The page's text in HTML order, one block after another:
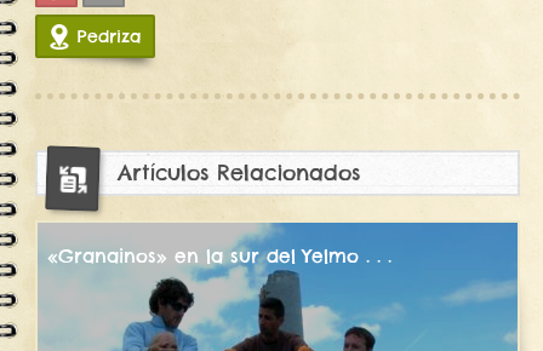
Pedriza
Artículos Relacionados
«Granainos» en la sur del Yelmo . . .